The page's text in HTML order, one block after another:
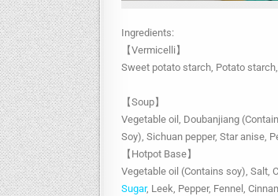
Ingredients:
【Vermicelli】
Sweet potato starch, Potato
【Soup】
Vegetable oil, Doubanjiang
Soy), Sichuan pepper, Star anise,
【Hotpot Base】
Vegetable oil (Contains soy), Salt,
Sugar, Leek, Pepper, Fennel,